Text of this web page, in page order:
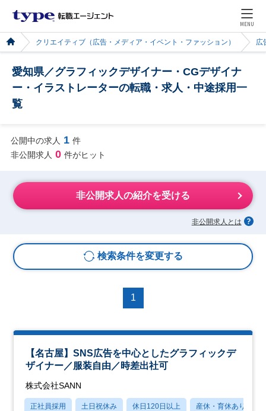
MENU
クリエイティブ（広告・メディア・イベント・ファッション） 広
愛知県／グラフィックデザイナー・CGデザイナ
ー・イラストレーターの転職・求人・中途採用一
覧
公開中の求人 1 件
非公開求人 0 件がヒット
非公開求人の紹介を受ける
非公開求人とは
検索条件を変更する
1
【名古屋】SNS広告を中心としたグラフィックデ
ザイナー／服装自由／時差出社可
株式会社SANN
正社員採用 土日祝休み 休日120日以上 産休・育休あり